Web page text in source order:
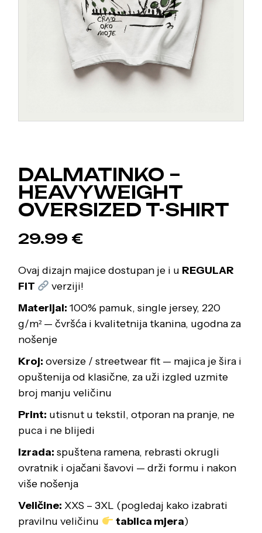
DALMATINKO –
HEAVYWEIGHT
OVERSIZED T-SHIRT
29.99 €
Ovaj dizajn majice dostupan je i u REGULAR
FIT
verziji!
Materijal: 100% pamuk, single jersey, 220
g/m² — čvršća i kvalitetnija tkanina, ugodna za
nošenje
Kroj: oversize / streetwear fit — majica je šira i
opuštenija od klasične, za uži izgled uzmite
broj manju veličinu
Print: utisnut u tekstil, otporan na pranje, ne
puca i ne blijedi
Izrada: spuštena ramena, rebrasti okrugli
ovratnik i ojačani šavovi — drži formu i nakon
više nošenja
Veličine: XXS – 3XL (pogledaj kako izabrati
pravilnu veličinu
tablica mjera)